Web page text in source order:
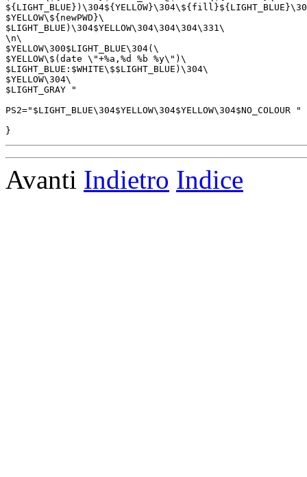
$YELLOW\${newPWD}\
$LIGHT_BLUE)\304$YELLOW\304\304\304\331\
\n\
$YELLOW\300$LIGHT_BLUE\304(\
$YELLOW\$(date \"+%a,%d %b %y\")\
$LIGHT_BLUE:$WHITE\$$LIGHT_BLUE)\304\
$YELLOW\304\
$LIGHT_GRAY "
PS2="$LIGHT_BLUE\304$YELLOW\304$YELLOW\304$NO_COLOUR "
Avanti Indietro Indice